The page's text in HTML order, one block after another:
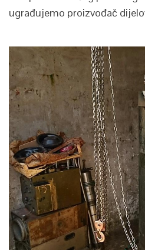
ugrađujemo proizvođač